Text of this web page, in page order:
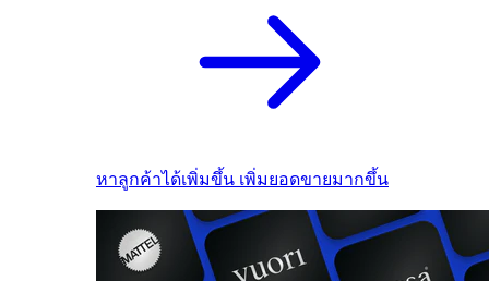
หาลูกค้าได้เพิ่มขึ้น เพิ่มยอดขายมากขึ้น